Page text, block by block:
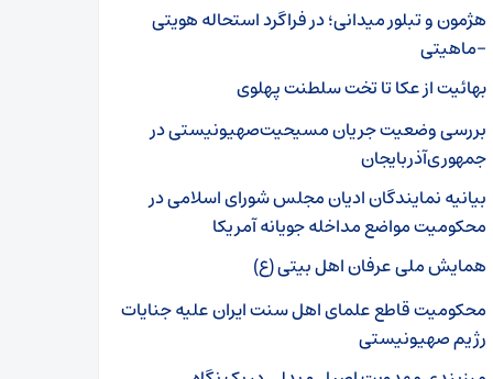
هژمون و تبلور میدانی؛ در فراگرد استحاله هویتی
-ماهیتی
بهائیت از عکا تا تخت سلطنت پهلوی
بررسی وضعیت جریان مسیحیت‌صهیونیستی در
جمهوری‌آذربایجان
بیانیه نمایندگان ادیان مجلس شورای اسلامی در
محکومیت مواضع مداخله جویانه آمریکا
همایش ملی عرفان اهل بیتی (ع)
محکومیت قاطع علمای اهل سنت ایران علیه جنایات
رژیم صهیونیستی